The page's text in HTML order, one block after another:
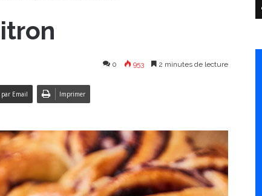
0 953 2 minutes de lecture
par Email Imprimer